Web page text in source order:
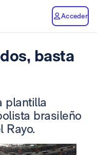
Acceder
basta
plantilla
brasileño
Rayo.